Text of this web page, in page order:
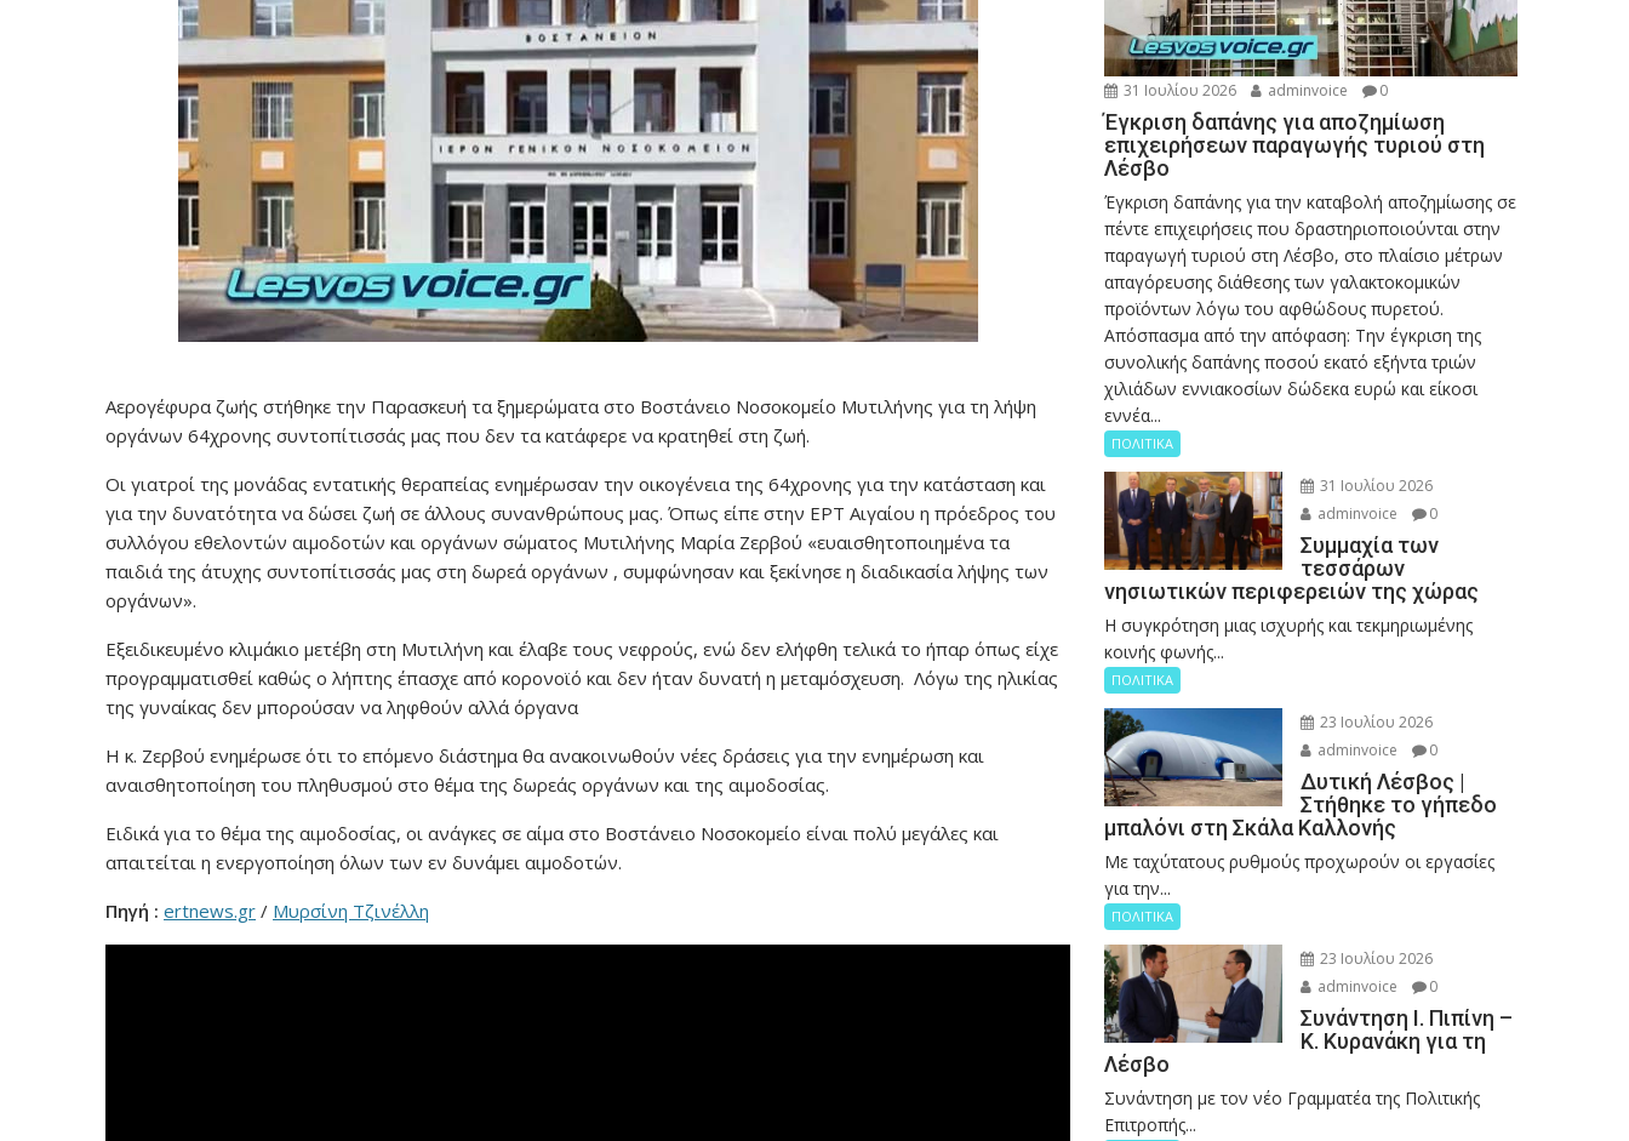
Αερογέφυρα ζωής στήθηκε την Παρασκευή τα ξημερώματα στο Βοστάνειο Νοσοκομείο Μυτιλήνης για τη λήψη
οργάνων 64χρονης συντοπίτισσάς μας που δεν τα κατάφερε να κρατηθεί στη ζωή.
Οι γιατροί της μονάδας εντατικής θεραπείας ενημέρωσαν την οικογένεια της 64χρονης για την κατάσταση και
για την δυνατότητα να δώσει ζωή σε άλλους συνανθρώπους μας. Όπως είπε στην ΕΡΤ Αιγαίου η πρόεδρος του
συλλόγου εθελοντών αιμοδοτών και οργάνων σώματος Μυτιλήνης Μαρία Ζερβού «ευαισθητοποιημένα τα
παιδιά της άτυχης συντοπίτισσάς μας στη δωρεά οργάνων , συμφώνησαν και ξεκίνησε η διαδικασία λήψης των
οργάνων».
Εξειδικευμένο κλιμάκιο μετέβη στη Μυτιλήνη και έλαβε τους νεφρούς, ενώ δεν ελήφθη τελικά το ήπαρ όπως είχε
προγραμματισθεί καθώς ο λήπτης έπασχε από κορονοϊό και δεν ήταν δυνατή η μεταμόσχευση. Λόγω της ηλικίας
της γυναίκας δεν μπορούσαν να ληφθούν αλλά όργανα
Η κ. Ζερβού ενημέρωσε ότι το επόμενο διάστημα θα ανακοινωθούν νέες δράσεις για την ενημέρωση και
αναισθητοποίηση του πληθυσμού στο θέμα της δωρεάς οργάνων και της αιμοδοσίας.
Ειδικά για το θέμα της αιμοδοσίας, οι ανάγκες σε αίμα στο Βοστάνειο Νοσοκομείο είναι πολύ μεγάλες και
απαιτείται η ενεργοποίηση όλων των εν δυνάμει αιμοδοτών.
Πηγή : ertnews.gr / Μυρσίνη Τζινέλλη
31 Ιουλίου 2026 adminvoice 0
Έγκριση δαπάνης για αποζημίωση
επιχειρήσεων παραγωγής τυριού στη
Λέσβο
Έγκριση δαπάνης για την καταβολή αποζημίωσης σε
πέντε επιχειρήσεις που δραστηριοποιούνται στην
παραγωγή τυριού στη Λέσβο, στο πλαίσιο μέτρων
απαγόρευσης διάθεσης των γαλακτοκομικών
προϊόντων λόγω του αφθώδους πυρετού.
Απόσπασμα από την απόφαση: Την έγκριση της
συνολικής δαπάνης ποσού εκατό εξήντα τριών
χιλιάδων εννιακοσίων δώδεκα ευρώ και είκοσι
εννέα...
ΠΟΛΙΤΙΚΑ
31 Ιουλίου 2026
adminvoice
0
Συμμαχία των
τεσσάρων
νησιωτικών περιφερειών της χώρας
Η συγκρότηση μιας ισχυρής και τεκμηριωμένης
κοινής φωνής...
ΠΟΛΙΤΙΚΑ
23 Ιουλίου 2026
adminvoice
0
Δυτική Λέσβος |
Στήθηκε το γήπεδο
μπαλόνι στη Σκάλα Καλλονής
Με ταχύτατους ρυθμούς προχωρούν οι εργασίες
για την...
ΠΟΛΙΤΙΚΑ
23 Ιουλίου 2026
adminvoice
0
Συνάντηση Ι. Πιπίνη –
Κ. Κυρανάκη για τη
Λέσβο
Συνάντηση με τον νέο Γραμματέα της Πολιτικής
Επιτροπής...